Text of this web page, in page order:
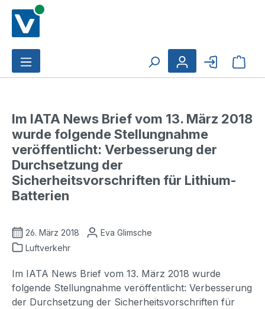
Zum Hauptinhalt springen
Im IATA News Brief vom 13. März 2018
wurde folgende Stellungnahme
veröffentlicht: Verbesserung der
Durchsetzung der
Sicherheitsvorschriften für Lithium-
Batterien
26. März 2018
Eva Glimsche
Luftverkehr
Im IATA News Brief vom 13. März 2018 wurde
folgende Stellungnahme veröffentlicht: Verbesserung
der Durchsetzung der Sicherheitsvorschriften für